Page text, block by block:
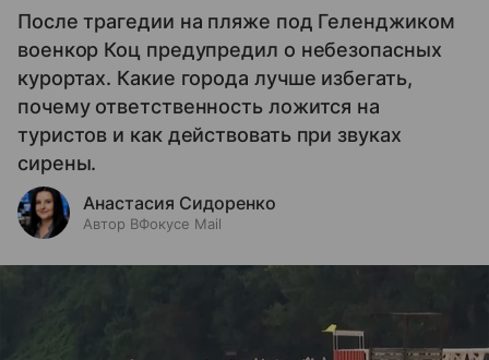
После трагедии на пляже под Геленджиком
военкор Коц предупредил о небезопасных
курортах. Какие города лучше избегать,
почему ответственность ложится на
туристов и как действовать при звуках
сирены.
Анастасия Сидоренко
Автор ВФокусе Mail